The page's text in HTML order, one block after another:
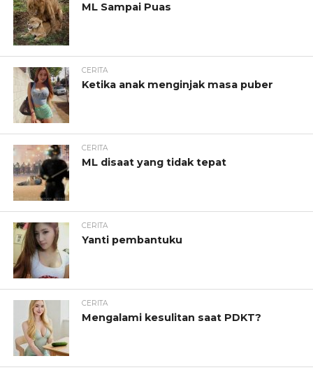
ML Sampai Puas
CERITA
Ketika anak menginjak masa puber
CERITA
ML disaat yang tidak tepat
CERITA
Yanti pembantuku
CERITA
Mengalami kesulitan saat PDKT?